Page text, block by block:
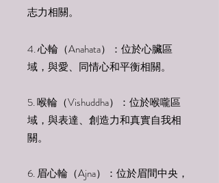
志力相關。
4. 心輪（Anahata）：位於心臟區
域，與愛、同情心和平衡相關。
5. 喉輪（Vishuddha）：位於喉嚨區
域，與表達、創造力和真實自我相
關。
6. 眉心輪（Ajna）：位於眉間中央，